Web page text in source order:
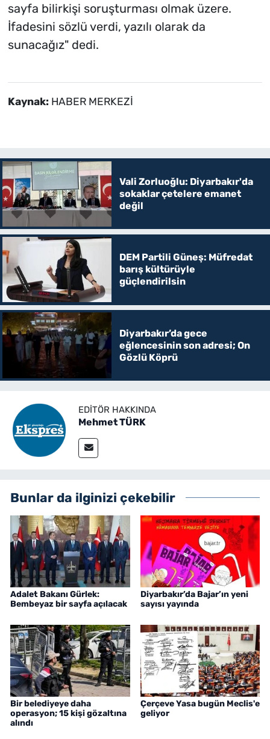
sayfa bilirkişi soruşturması olmak üzere.
İfadesini sözlü verdi, yazılı olarak da
sunacağız" dedi.
Kaynak: HABER MERKEZİ
Vali Zorluoğlu: Diyarbakır'da
sokaklar çetelere emanet
değil
DEM Partili Güneş: Müfredat
barış kültürüyle
güçlendirilsin
Diyarbakır’da gece
eğlencesinin son adresi; On
Gözlü Köprü
EDITÖR HAKKINDA
Mehmet TÜRK
Bunlar da ilginizi çekebilir
Adalet Bakanı Gürlek:
Bembeyaz bir sayfa açılacak
Diyarbakır’da Bajar’ın yeni
sayısı yayında
Bir belediyeye daha
operasyon; 15 kişi gözaltına
alındı
Çerçeve Yasa bugün Meclis'e
geliyor